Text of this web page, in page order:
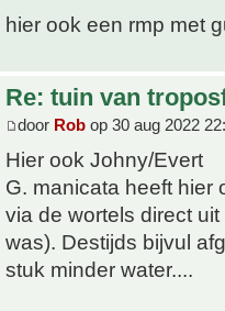
hier ook een rmp met
Re: tuin van
door Rob op 30 aug 2022
Hier ook Johny/Evert
G. manicata heeft hier
via de wortels direct
was). Destijds bijvul
stuk minder water....